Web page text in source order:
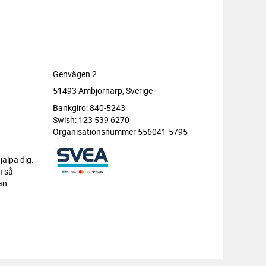
dig.
så
Genvägen 2
51493 Ambjörnarp, Sverige
Bankgiro: 840-5243
Swish: 123 539 6270
Organisationsnummer 556041-5795